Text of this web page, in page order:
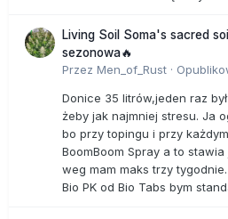
Living Soil Soma's sacred
sezonowa🔥
Przez Men_of_Rust ·
Donice 35 litrów,jeden raz
żeby jak najmniej stresu. Ja
bo przy topingu i przy
BoomBoom Spray a to
weg mam maks trzy
Bio PK od Bio Tabs bym